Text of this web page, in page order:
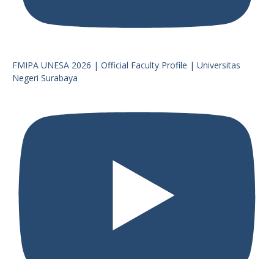
FMIPA UNESA 2026 | Official Faculty Profile | Universitas
Negeri Surabaya